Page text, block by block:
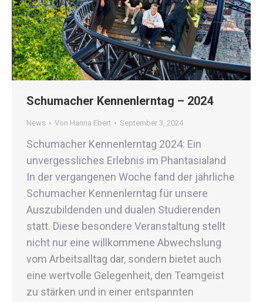
Schumacher Kennenlerntag – 2024
News Von Hanna Ebert September 3, 2024
Schumacher Kennenlerntag 2024: Ein
unvergessliches Erlebnis im Phantasialand
In der vergangenen Woche fand der jährliche
Schumacher Kennenlerntag für unsere
Auszubildenden und dualen Studierenden
statt. Diese besondere Veranstaltung stellt
nicht nur eine willkommene Abwechslung
vom Arbeitsalltag dar, sondern bietet auch
eine wertvolle Gelegenheit, den Teamgeist
zu stärken und in einer entspannten